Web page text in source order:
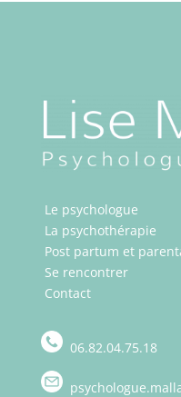
Le psychologue
La psychothérapie
Post partum et
Se rencontrer
Contact
06.82.04.75.18